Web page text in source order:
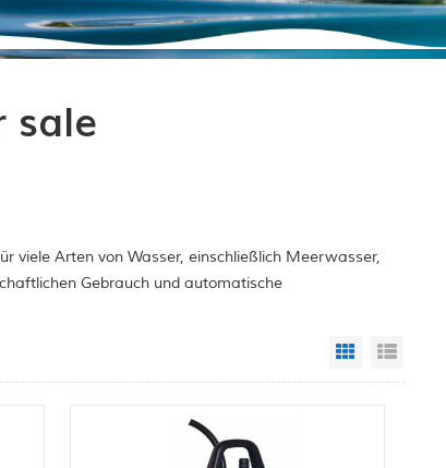
sale
viele Arten von Wasser, einschließlich Meerwasser,
Gebrauch und automatische
Grid View